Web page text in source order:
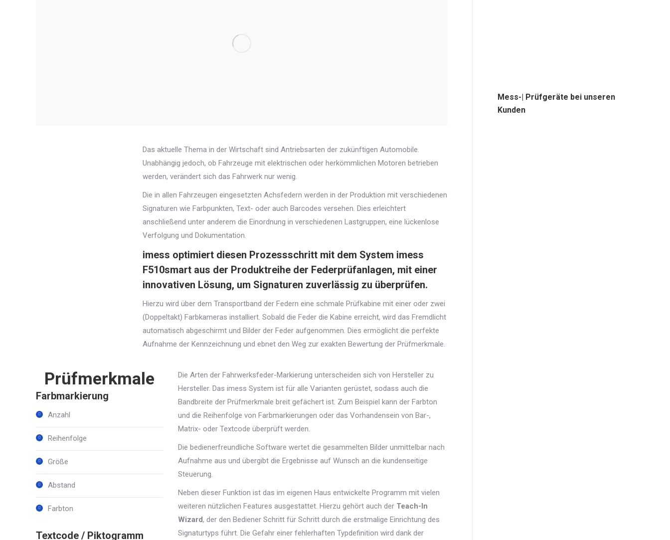
Das aktuelle Thema in der Wirtschaft sind Antriebsarten der zukünftigen Automobile.
Unabhängig jedoch, ob Fahrzeuge mit elektrischen oder herkömmlichen Motoren betrieben
werden, verändert sich das Fahrwerk nur wenig.
Die in allen Fahrzeugen eingesetzten Achsfedern werden in der Produktion mit verschiedenen
Signaturen wie Farbpunkten, Text- oder auch Barcodes versehen. Dies erleichtert
anschließend unter anderem die Einordnung in verschiedenen Lastgruppen, eine lückenlose
Verfolgung und Dokumentation.
imess optimiert diesen Prozessschritt mit dem System imess
F510smartaus der Produktreihe der Federprüfanlagen, mit einer
innovativen Lösung, um Signaturen zuverlässig zu überprüfen.
Hierzu wird über dem Transportband der Federn eine schmale Prüfkabine mit einer oder zwei
(Doppeltakt) Farbkameras installiert. Sobald die Feder die Kabine erreicht, wird das Fremdlicht
automatisch abgeschirmt und Bilder der Feder aufgenommen. Dies ermöglicht die perfekte
Aufnahme der Kennzeichnung und ebnet den Weg zur exakten Bewertung der Prüfmerkmale.
Prüfmerkmale
Farbmarkierung
Anzahl
Reihenfolge
Größe
Abstand
Farbton
Textcode / Piktogramm
Die Arten der Fahrwerksfeder-Markierung unterscheiden sich von Hersteller zu
Hersteller. Das imess System ist für alle Varianten gerüstet, sodass auch die
Bandbreite der Prüfmerkmale breit gefächert ist. Zum Beispiel kann der Farbton
und die Reihenfolge von Farbmarkierungen oder das Vorhandensein von Bar-,
Matrix- oder Textcode überprüft werden.
Die bedienerfreundliche Software wertet die gesammelten Bilder unmittelbar nach
Aufnahme aus und übergibt die Ergebnisse auf Wunsch an die kundenseitige
Steuerung.
Neben dieser Funktion ist das im eigenen Haus entwickelte Programm mit vielen
weiteren nützlichen Features ausgestattet. Hierzu gehört auch der Teach-In
Wizard, der den Bediener Schritt für Schritt durch die erstmalige Einrichtung des
Signaturtyps führt. Die Gefahr einer fehlerhaften Typdefinition wird dank der
Mess-| Prüfgeräte bei unseren
Kunden